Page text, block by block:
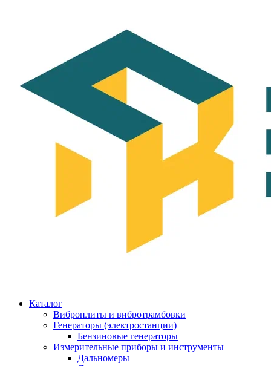
Каталог
Виброплиты и вибротрамбовки
Генераторы (электростанции)
Бензиновые генераторы
Измерительные приборы и инструменты
Дальномеры